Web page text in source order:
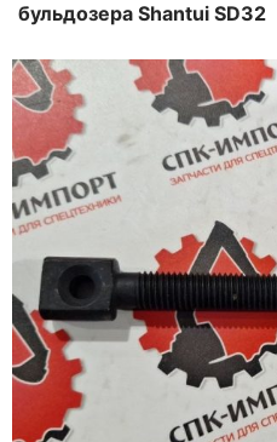
бульдозера Shantui SD32